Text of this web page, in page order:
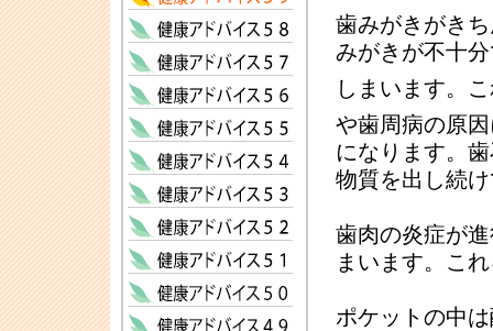
歯みがきがき
みがきが不十
しまいます。
や歯周病の原
になります。
物質を出し続
歯肉の炎症が
まいます。こ
ポケットの中